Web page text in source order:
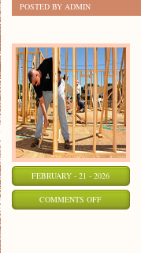
POSTED BY ADMIN
FEBRUARY - 21 - 2026
COMMENTS OFFON